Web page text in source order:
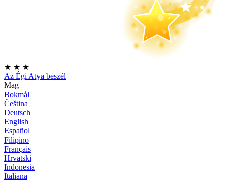
★ ★ ★
Az Égi Atya beszél
Mag
Bokmål
Čeština
Deutsch
English
Español
Filipino
Français
Hrvatski
Indonesia
Italiana